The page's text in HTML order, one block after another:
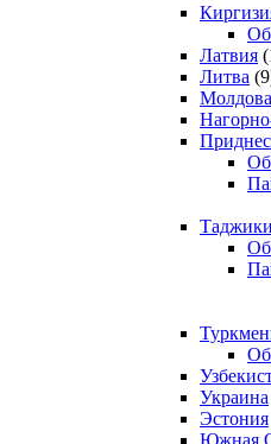
Латвия
Литва
Молдова
Украина
Эстония
Южная